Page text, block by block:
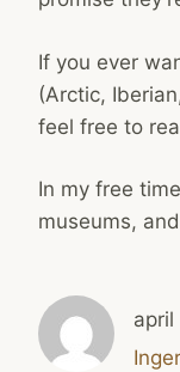
If you ever
(Arctic,
feel free to
In my free
museums,
april